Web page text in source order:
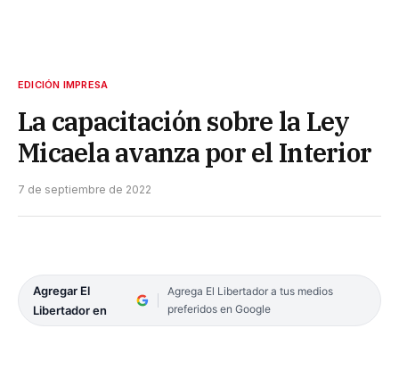
EDICIÓN IMPRESA
La capacitación sobre la Ley
Micaela avanza por el Interior
7 de septiembre de 2022
Agregar El
Libertador en
Agrega El Libertador a tus medios
preferidos en Google